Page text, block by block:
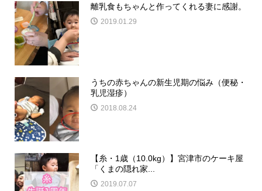
離乳食もちゃんと作ってくれる妻に感謝。
2019.01.29
うちの赤ちゃんの新生児期の悩み（便秘・
乳児湿疹）
2018.08.24
【糸・1歳（10.0kg）】宮津市のケーキ屋
「くまの隠れ家...
2019.07.07